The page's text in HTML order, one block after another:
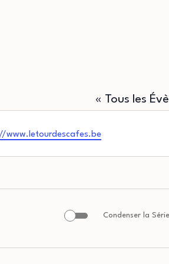
« Tous les
www.letourdescafes.be
Condenser la